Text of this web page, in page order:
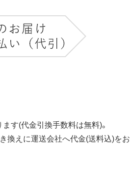
す(代金引換手数料は無料)。
換えに運送会社へ代金(送料込)をお